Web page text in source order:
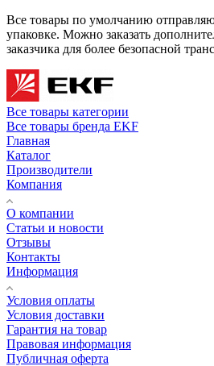
Все товары по умолчанию
упаковке. Можно заказать
заказчика для более безопасной
Все товары категории
Все товары бренда EKF
Главная
Каталог
Производители
Компания
О компании
Статьи и новости
Отзывы
Контакты
Информация
Условия оплаты
Условия доставки
Гарантия на товар
Правовая информация
Публичная оферта